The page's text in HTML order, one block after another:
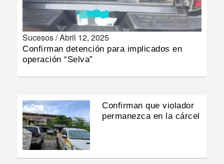
Sucesos /Abril 12, 2025
Confirman detención para implicados en
operación “Selva”
Confirman que violador
permanezca en la cárcel